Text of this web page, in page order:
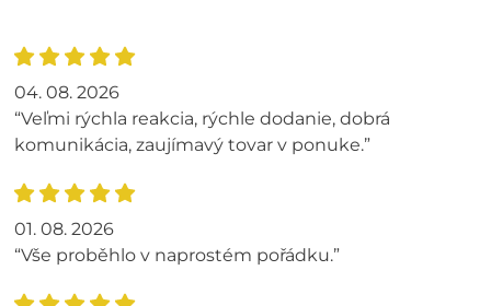
04. 08. 2026
“Veľmi rýchla reakcia, rýchle dodanie, dobrá
komunikácia, zaujímavý tovar v ponuke.”
01. 08. 2026
“Vše proběhlo v naprostém pořádku.”